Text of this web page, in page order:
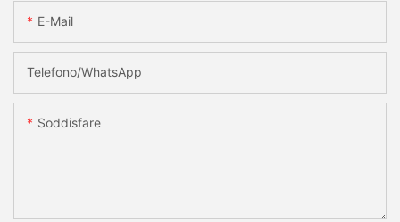
E-Mail
Telefono/WhatsApp
Soddisfare